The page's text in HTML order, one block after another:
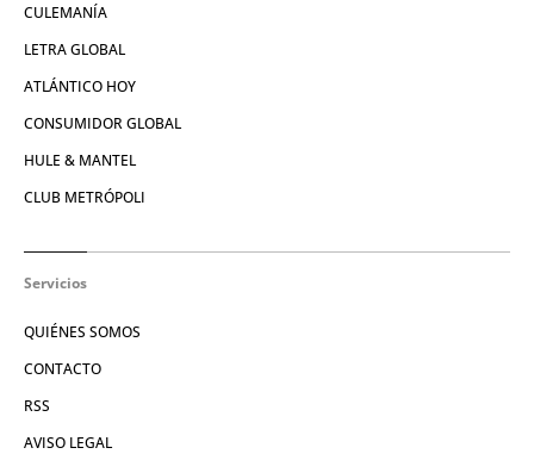
CULEMANÍA
LETRA GLOBAL
ATLÁNTICO HOY
CONSUMIDOR GLOBAL
HULE & MANTEL
CLUB METRÓPOLI
Servicios
QUIÉNES SOMOS
CONTACTO
RSS
AVISO LEGAL